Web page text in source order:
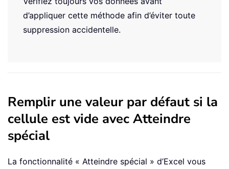
d’appliquer cette méthode afin d’éviter toute
suppression accidentelle.
Remplir une valeur par défaut si la
cellule est vide avec Atteindre
spécial
La fonctionnalité « Atteindre spécial » d’Excel vous